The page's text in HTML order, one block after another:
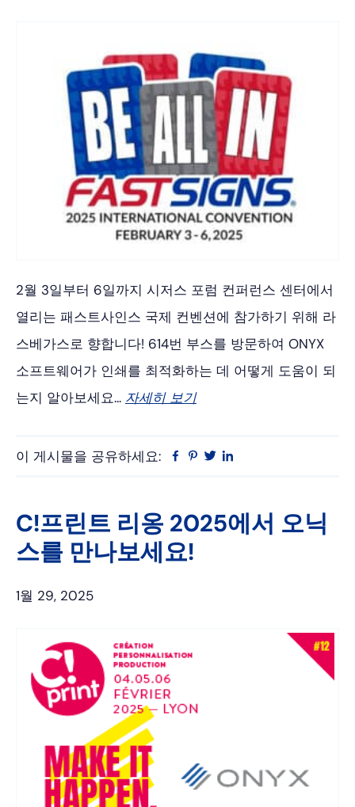
2월 3일부터 6일까지 시저스 포럼 컨퍼런스 센터에서
열리는 패스트사인스 국제 컨벤션에 참가하기 위해 라
스베가스로 향합니다! 614번 부스를 방문하여 ONYX
소프트웨어가 인쇄를 최적화하는 데 어떻게 도움이 되
는지 알아보세요... 자세히 보기
이 게시물을 공유하세요: Facebook
Pinterest
트
인
C!프린트 리옹 2025에서 오닉
스를 만나보세요!
1월 29, 2025